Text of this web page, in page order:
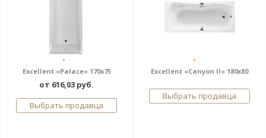
Excellent «Palace» 170х75
от 616,03 руб.
Выбрать продавца
Excellent «Canyon II» 180x80
Выбрать продавца